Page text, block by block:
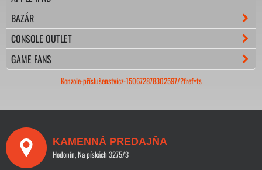
BAZÁR
CONSOLE OUTLET
GAME FANS
Konzole-příslušenstvícz-150672878302597/?fref=ts
KAMENNÁ PREDAJŇA
Hodonín, Na pískách 3275/3